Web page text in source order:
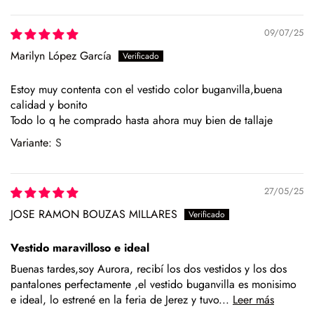
Si prefieres lavar en casa, mejor a mano, sin retorcer, y deja
secar en percha y a la sombra para conservar la forma y el
color.
¿Vas a usar lavadora? Elige un programa delicado en frío,
sin centrifugado. Evita mezclar con otras prendas que
puedan dañar el tejido.
Para el planchado, utiliza temperatura media y, si puedes,
Evita la exposición directa al sol durante mucho tiempo.
Especialmente en verano, para que no se desgaste el color
de la prenda.
Para los zapatos:
Nuestros zapatos están hechos con materiales naturales
como piel o yute, que requieren cuidados específicos.
09/07/25
Marilyn López García
Estoy muy contenta con el vestido color buganvilla,buena
calidad y bonito
Todo lo q he comprado hasta ahora muy bien de tallaje
S
27/05/25
JOSE RAMON BOUZAS MILLARES
Vestido maravilloso e ideal
Buenas tardes,soy Aurora, recibí los dos vestidos y los dos
pantalones perfectamente ,el vestido buganvilla es monisimo
e ideal, lo estrené en la feria de Jerez y tuvo... Leer más